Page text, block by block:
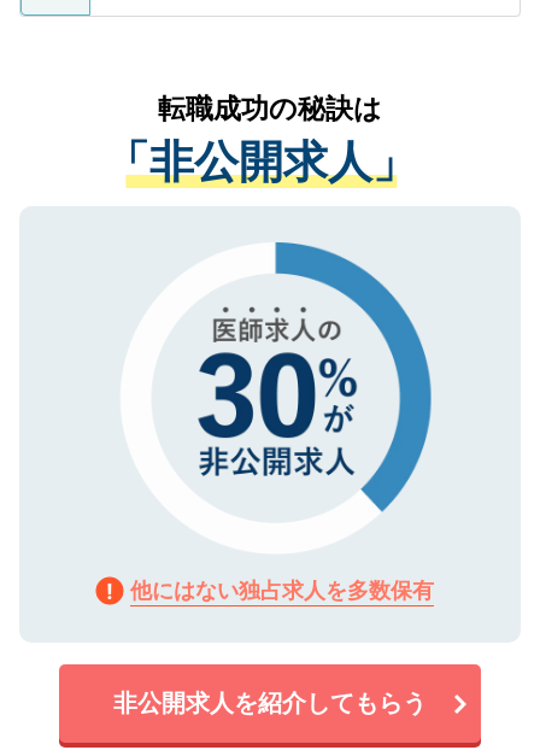
ているすべての個人データはご本人の許可
は、個人情報の取り扱いについての厳密な
管理基準を満たした事業者のみに付与され
る、プライバシーマークを取得済みです。
で、機密保持に関してもご安心ください。
かがいして、現在の医療機関の状況や紹介
経験をまじえながら、適切なアドバイスを
させていただきます。すぐにご転職をされ
ない方には、長期的なサポートが可能です
ので、まずはご登録ください。
転職成功の秘訣は
「非公開求人」
他にはない独占求人を多数保有
非公開求人を紹介してもらう